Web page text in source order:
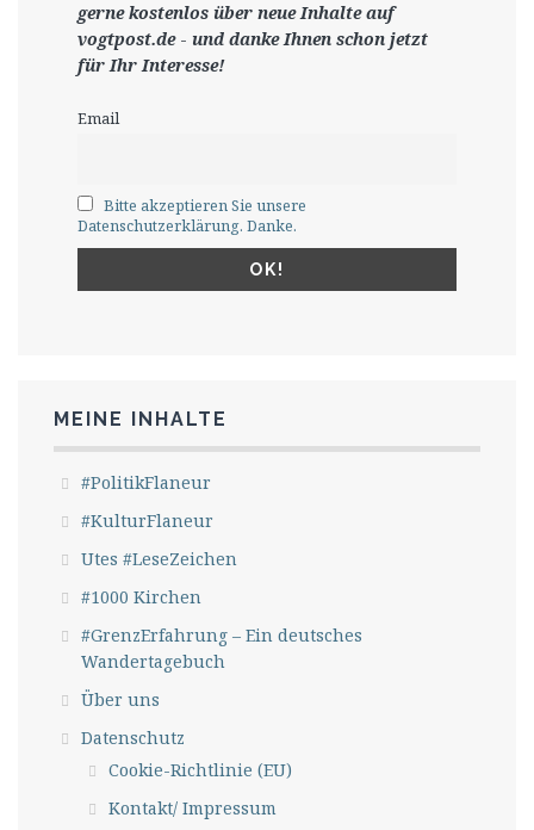
gernekostenlos über neue Inhalte auf
vogtpost.de- und danke Ihnen schon jetzt
für Ihr Interesse!
Email
Bitte akzeptieren Sie unsere
Datenschutzerklärung. Danke.
MEINE INHALTE
#PolitikFlaneur
#KulturFlaneur
Utes #LeseZeichen
#1000 Kirchen
#GrenzErfahrung – Ein deutsches
Wandertagebuch
Über uns
Datenschutz
Cookie-Richtlinie (EU)
Kontakt/ Impressum